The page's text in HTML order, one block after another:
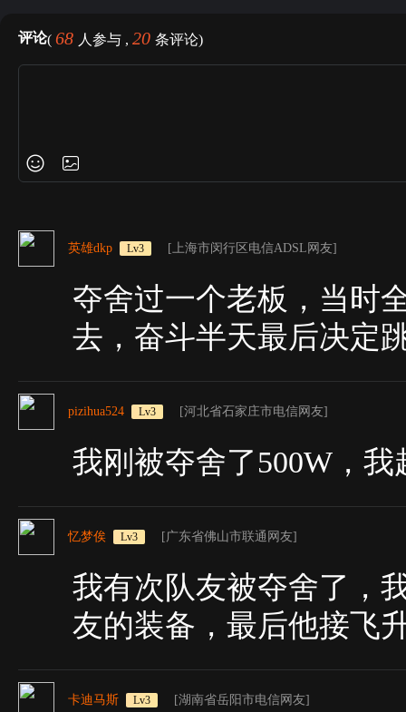
评论( 68 人参与 , 20 条评论)
英雄dkp Lv3 [上海市闵行区电信ADSL网友]
夺舍过一个老板，当时
去，奋斗半天最后决定
pizihua524 Lv3 [河北省石家庄市电信网友]
我刚被夺舍了500W，
忆梦俟 Lv3 [广东省佛山市联通网友]
我有次队友被夺舍了，
友的装备，最后他接飞
卡迪马斯 Lv3 [湖南省岳阳市电信网友]